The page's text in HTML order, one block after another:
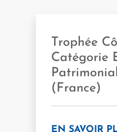
Trophée
Catégorie
(France)
EN SAVOIR